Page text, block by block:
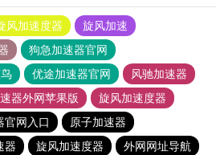
风加速度器
旋风加速
狗急加速器官网
优途加速器官网
风驰加速器
器外网苹果版
旋风加速度器
官网入口
原子加速器
器 旋风加速度器
外网网址导航